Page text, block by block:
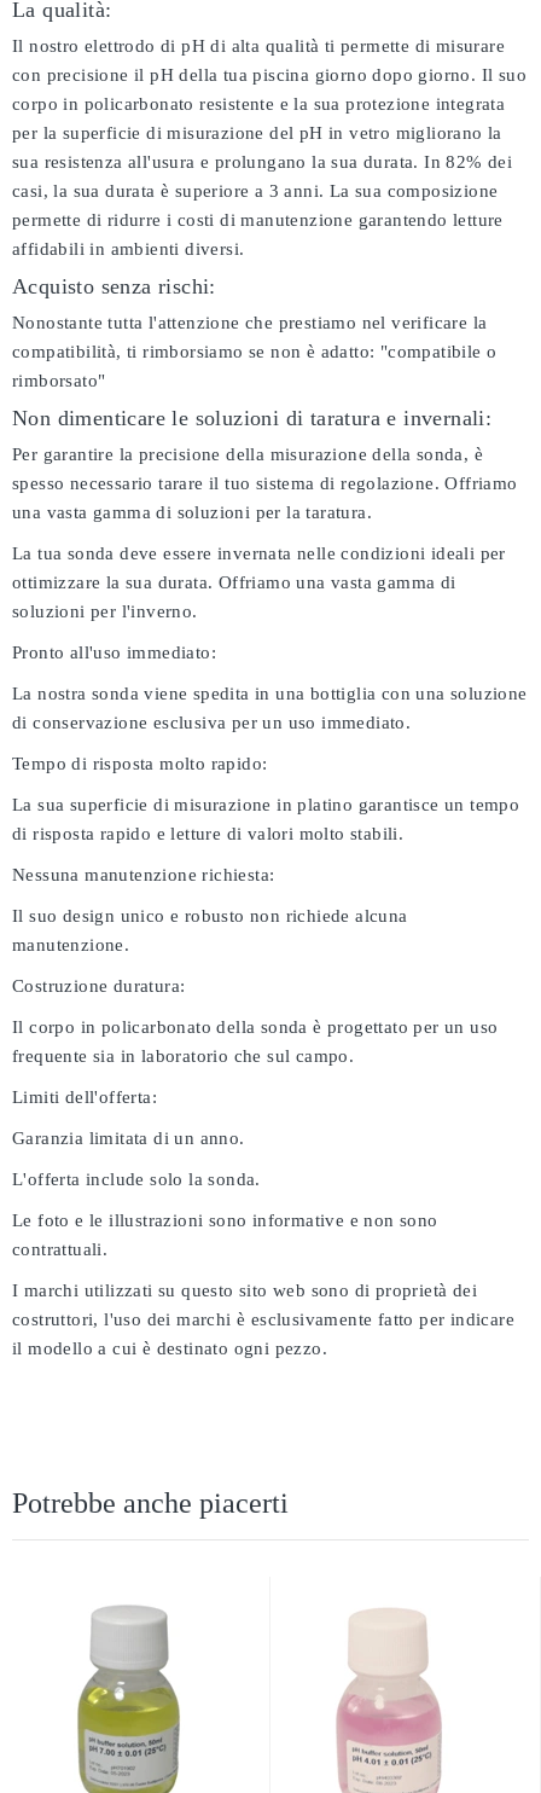
La qualità:
Il nostro elettrodo di pH di alta qualità ti permette di misurare
con precisione il pH della tua piscina giorno dopo giorno. Il suo
corpo in policarbonato resistente e la sua protezione integrata
per la superficie di misurazione del pH in vetro migliorano la
sua resistenza all'usura e prolungano la sua durata. In 82% dei
casi, la sua durata è superiore a 3 anni. La sua composizione
permette di ridurre i costi di manutenzione garantendo letture
affidabili in ambienti diversi.
Acquisto senza rischi:
Nonostante tutta l'attenzione che prestiamo nel verificare la
compatibilità, ti rimborsiamo se non è adatto: "compatibile o
rimborsato"
Non dimenticare le soluzioni di taratura e invernali:
Per garantire la precisione della misurazione della sonda, è
spesso necessario tarare il tuo sistema di regolazione. Offriamo
una vasta gamma di soluzioni per la taratura.
La tua sonda deve essere invernata nelle condizioni ideali per
ottimizzare la sua durata. Offriamo una vasta gamma di
soluzioni per l'inverno.
Pronto all'uso immediato:
La nostra sonda viene spedita in una bottiglia con una soluzione
di conservazione esclusiva per un uso immediato.
Tempo di risposta molto rapido:
La sua superficie di misurazione in platino garantisce un tempo
di risposta rapido e letture di valori molto stabili.
Nessuna manutenzione richiesta:
Il suo design unico e robusto non richiede alcuna
manutenzione.
Costruzione duratura:
Il corpo in policarbonato della sonda è progettato per un uso
frequente sia in laboratorio che sul campo.
Limiti dell'offerta:
Garanzia limitata di un anno.
L'offerta include solo la sonda.
Le foto e le illustrazioni sono informative e non sono
contrattuali.
I marchi utilizzati su questo sito web sono di proprietà dei
costruttori, l'uso dei marchi è esclusivamente fatto per indicare
il modello a cui è destinato ogni pezzo.
Potrebbe anche piacerti